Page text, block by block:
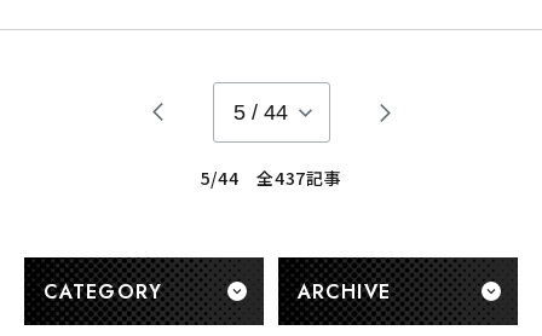
5 / 44
5/44 全437記事
CATEGORY ARCHIVE